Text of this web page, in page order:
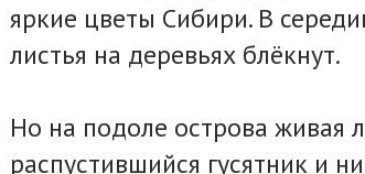
яркие цветы Сибири. В
листья на деревьях блёкнут.
Но на подоле острова живая
распустившийся гусятник и